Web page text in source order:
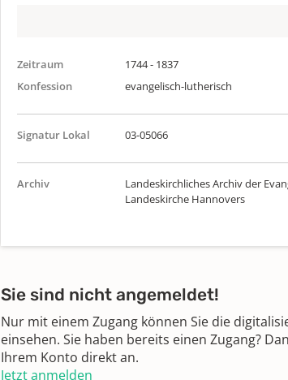
Zeitraum
1744 - 1837
Konfession
evangelisch-lutherisch
Signatur Lokal 03-05066
Archiv
Landeskirchliches Archiv der
Landeskirche Hannovers
Sie sind nicht angemeldet!
Nur mit einem Zugang können Sie die
einsehen. Sie haben bereits einen Zugang?
Ihrem Konto direkt an.
Jetzt anmelden